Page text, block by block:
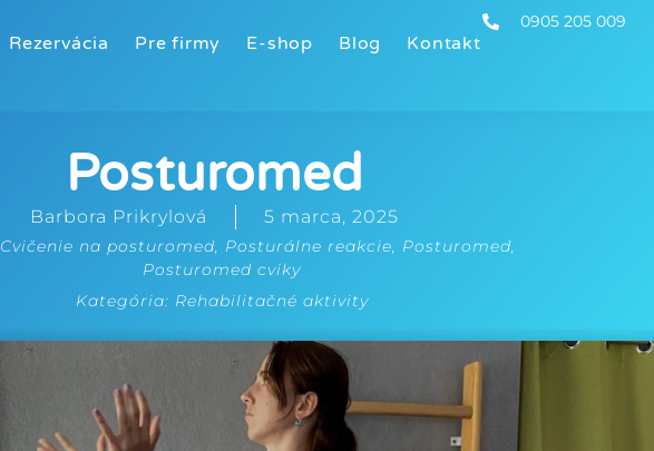
Rezervácia Pre firmy E-shop Blog Kontakt
0905 205 009
Posturomed
Barbora Prikrylová 5 marca, 2025
Cvičenie na posturomed, Posturálne reakcie, Posturomed,
Posturomed cviky
Kategória: Rehabilitačné aktivity